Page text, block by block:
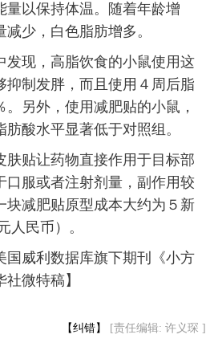
新华广播
新华电视英文 返回PC
量以保持体温。随着年龄增
少，白色脂肪增多。
现，高脂饮食的小鼠使用这
抑制发胖，而且使用４周后脂
另外，使用减肥贴的小鼠，
酸水平显著低于对照组。
贴让药物直接作用于目标部
口服或者注射剂量，副作用较
块减肥贴原型成本大约为５新
人民币）。
威利数据库旗下期刊《小方
微特稿】
【纠错】 [责任编辑: 许义琛 ]